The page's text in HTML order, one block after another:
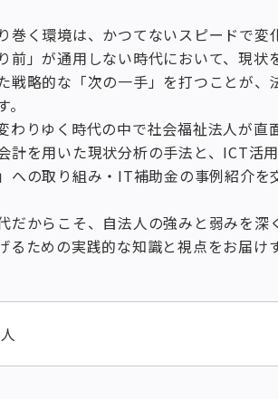
巻く環境は、かつてないスピードで変
前」が通用しない時代において、現状
戦略的な「次の一手」を打つことが、
わりゆく時代の中で社会福祉法人が直
計を用いた現状分析の手法と、ICT活
への取り組み・IT補助金の事例紹介を
だからこそ、自法人の強みと弱みを深
るための実践的な知識と視点をお届け